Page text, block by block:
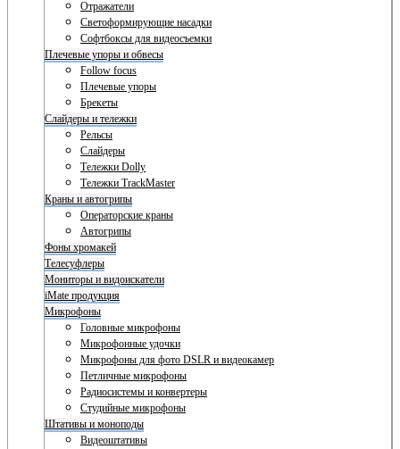
Отражатели
Светоформирующие насадки
Софтбоксы для видеосъемки
Плечевые упоры и обвесы
Follow focus
Плечевые упоры
Брекеты
Слайдеры и тележки
Рельсы
Слайдеры
Тележки Dolly
Тележки TrackMaster
Краны и автогрипы
Операторские краны
Автогрипы
Фоны хромакей
Телесуфлеры
Мониторы и видоискатели
iMate продукция
Микрофоны
Головные микрофоны
Микрофонные удочки
Микрофоны для фото DSLR и видеокамер
Петличные микрофоны
Радиосистемы и конвертеры
Студийные микрофоны
Штативы и моноподы
Видеоштативы